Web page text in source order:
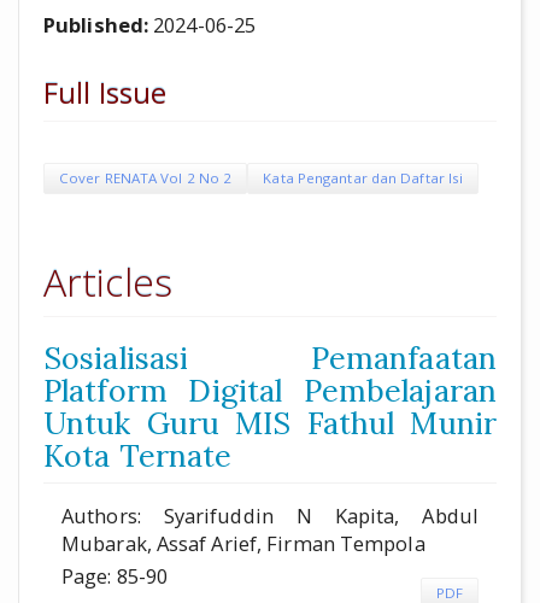
Published: 2024-06-25
Full Issue
Cover RENATA Vol 2 No 2 Kata Pengantar dan Daftar Isi
Articles
Sosialisasi Pemanfaatan
Platform Digital Pembelajaran
Untuk Guru MIS Fathul Munir
Kota Ternate
Authors: Syarifuddin N Kapita, Abdul
Mubarak, Assaf Arief, Firman Tempola
Page: 85-90
PDF